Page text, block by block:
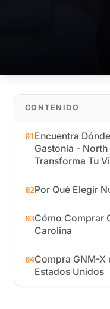
CONTENIDO
01Encuentra
Gastonia -
Transforma Tu
02Por Qué Elegir
03Cómo Comprar
Carolina
04Compra GNM-X
Estados Unidos